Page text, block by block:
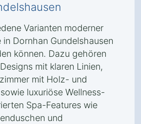
Varianten moderner
in Dornhan Gundelshausen
können. Dazu gehören
mit klaren Linien,
mit Holz- und
luxuriöse Wellness-
Spa-Features wie
und